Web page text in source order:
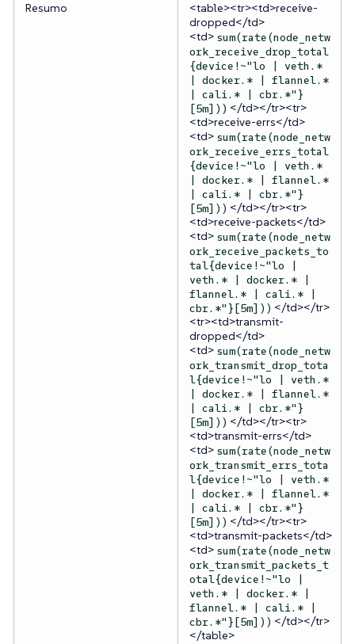
Resumo
<table><tr><td>receive-
dropped</td>
<td> sum(rate(node_netw
ork_receive_drop_total
{device!~"lo | veth.*
| docker.* | flannel.*
| cali.* | cbr.*"}
[5m])) </td></tr><tr>
<td>receive-errs</td>
<td> sum(rate(node_netw
ork_receive_errs_total
{device!~"lo | veth.*
| docker.* | flannel.*
| cali.* | cbr.*"}
[5m])) </td></tr><tr>
<td>receive-packets</td>
<td> sum(rate(node_netw
ork_receive_packets_to
tal{device!~"lo |
veth.* | docker.* |
flannel.* | cali.* |
cbr.*"}[5m])) </td></tr>
<tr><td>transmit-
dropped</td>
<td> sum(rate(node_netw
ork_transmit_drop_tota
l{device!~"lo | veth.*
| docker.* | flannel.*
| cali.* | cbr.*"}
[5m])) </td></tr><tr>
<td>transmit-errs</td>
<td> sum(rate(node_netw
ork_transmit_errs_tota
l{device!~"lo | veth.*
| docker.* | flannel.*
| cali.* | cbr.*"}
[5m])) </td></tr><tr>
<td>transmit-packets</td>
<td> sum(rate(node_netw
ork_transmit_packets_t
otal{device!~"lo |
veth.* | docker.* |
flannel.* | cali.* |
cbr.*"}[5m])) </td></tr>
</table>